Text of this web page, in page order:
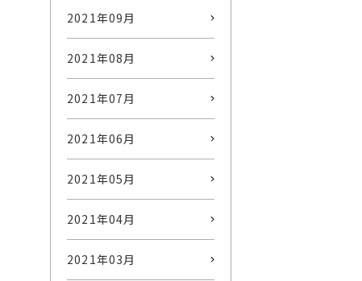
2021年09月
2021年08月
2021年07月
2021年06月
2021年05月
2021年04月
2021年03月